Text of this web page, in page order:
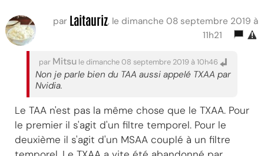
par Laitauriz, le dimanche 08 septembre 2019 à
11h21
par Mitsu le dimanche 08 septembre 2019 à 10h46
Non je parle bien du TAA aussi appelé TXAA par
Nvidia.
Le TAA n'est pas la même chose que le TXAA. Pour
le premier il s'agit d'un filtre temporel. Pour le
deuxième il s'agit d'un MSAA couplé à un filtre